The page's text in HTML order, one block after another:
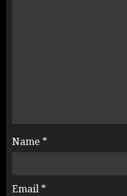
Name *
Email *